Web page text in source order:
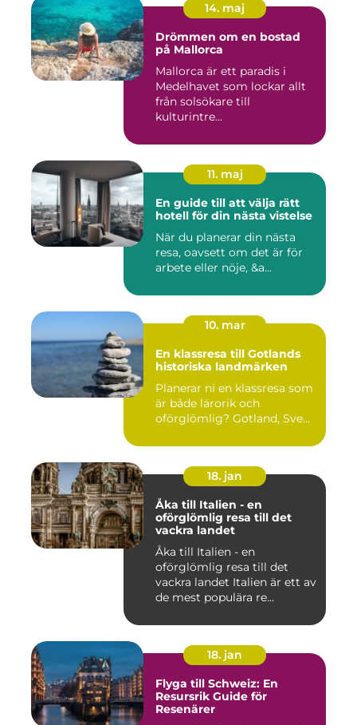
14. maj
Drömmen om en bostad
på Mallorca
Mallorca är ett paradis i
Medelhavet som lockar allt
från solsökare till
kulturintre...
11. maj
En guide till att välja rätt
hotell för din nästa vistelse
När du planerar din nästa
resa, oavsett om det är för
arbete eller nöje, &a...
10. mar
En klassresa till Gotlands
historiska landmärken
Planerar ni en klassresa som
är både lärorik och
oförglömlig? Gotland, Sve...
18. jan
Åka till Italien - en
oförglömlig resa till det
vackra landet
Åka till Italien - en
oförglömlig resa till det
vackra landet Italien är ett av
de mest populära re...
18. jan
Flyga till Schweiz: En
Resursrik Guide för
Resenärer